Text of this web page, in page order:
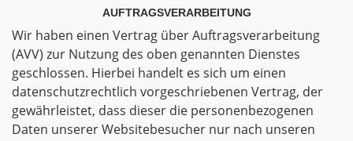
AUFTRAGSVERARBEITUNG
Wir haben einen Vertrag über Auftragsverarbeitung
(AVV) zur Nutzung des oben genannten Dienstes
geschlossen. Hierbei handelt es sich um einen
datenschutzrechtlich vorgeschriebenen Vertrag, der
gewährleistet, dass dieser die personenbezogenen
Daten unserer Websitebesucher nur nach unseren